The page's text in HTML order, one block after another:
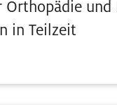
in Teilzeit